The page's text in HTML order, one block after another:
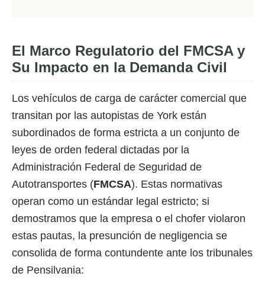
El Marco Regulatorio del FMCSA y
Su Impacto en la Demanda Civil
Los vehículos de carga de carácter comercial que
transitan por las autopistas de York están
subordinados de forma estricta a un conjunto de
leyes de orden federal dictadas por la
Administración Federal de Seguridad de
Autotransportes (FMCSA). Estas normativas
operan como un estándar legal estricto; si
demostramos que la empresa o el chofer violaron
estas pautas, la presunción de negligencia se
consolida de forma contundente ante los tribunales
de Pensilvania: